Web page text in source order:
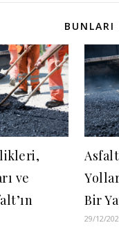
BUNLARI
ve
Bir
29/12/